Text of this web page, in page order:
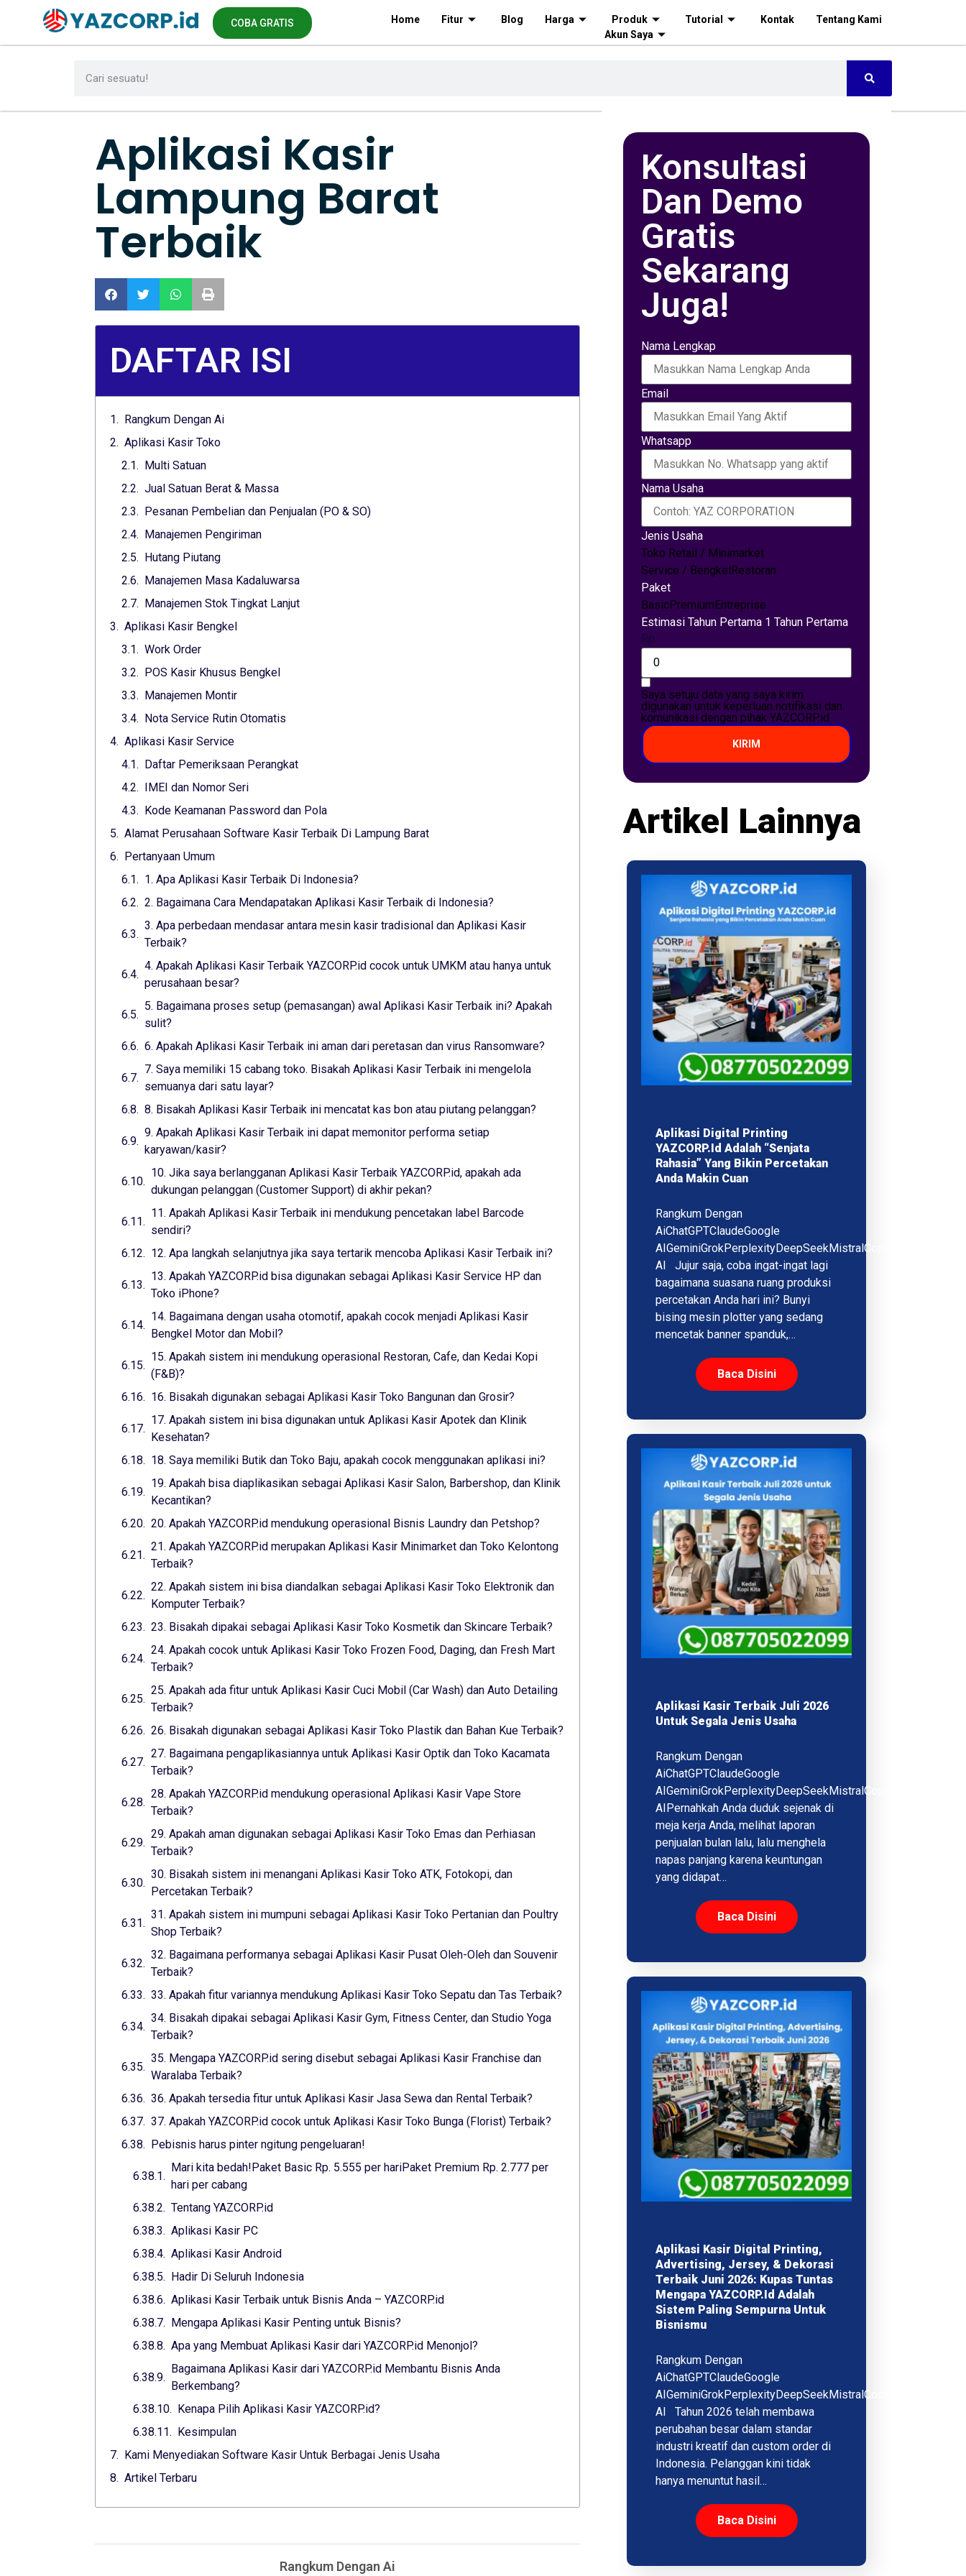
COBA GRATIS Home Fitur Blog Harga Produk Tutorial Kontak
Tentang Kami
Akun Saya
Aplikasi Kasir
Lampung Barat
Terbaik
DAFTAR ISI
Rangkum Dengan Ai
Aplikasi Kasir Toko
Multi Satuan
Jual Satuan Berat & Massa
Pesanan Pembelian dan Penjualan (PO & SO)
Manajemen Pengiriman
Hutang Piutang
Manajemen Masa Kadaluwarsa
Manajemen Stok Tingkat Lanjut
Aplikasi Kasir Bengkel
Work Order
POS Kasir Khusus Bengkel
Manajemen Montir
Nota Service Rutin Otomatis
Aplikasi Kasir Service
Daftar Pemeriksaan Perangkat
IMEI dan Nomor Seri
Kode Keamanan Password dan Pola
Alamat Perusahaan Software Kasir Terbaik Di Lampung Barat
Pertanyaan Umum
1. Apa Aplikasi Kasir Terbaik Di Indonesia?
2. Bagaimana Cara Mendapatakan Aplikasi Kasir Terbaik di Indonesia?
3. Apa perbedaan mendasar antara mesin kasir tradisional dan Aplikasi Kasir
Terbaik?
4. Apakah Aplikasi Kasir Terbaik YAZCORP.id cocok untuk UMKM atau hanya untuk
perusahaan besar?
5. Bagaimana proses setup (pemasangan) awal Aplikasi Kasir Terbaik ini? Apakah
sulit?
6. Apakah Aplikasi Kasir Terbaik ini aman dari peretasan dan virus Ransomware?
7. Saya memiliki 15 cabang toko. Bisakah Aplikasi Kasir Terbaik ini mengelola
semuanya dari satu layar?
8. Bisakah Aplikasi Kasir Terbaik ini mencatat kas bon atau piutang pelanggan?
9. Apakah Aplikasi Kasir Terbaik ini dapat memonitor performa setiap
karyawan/kasir?
10. Jika saya berlangganan Aplikasi Kasir Terbaik YAZCORP.id, apakah ada
dukungan pelanggan (Customer Support) di akhir pekan?
11. Apakah Aplikasi Kasir Terbaik ini mendukung pencetakan label Barcode
sendiri?
12. Apa langkah selanjutnya jika saya tertarik mencoba Aplikasi Kasir Terbaik ini?
13. Apakah YAZCORP.id bisa digunakan sebagai Aplikasi Kasir Service HP dan
Toko iPhone?
14. Bagaimana dengan usaha otomotif, apakah cocok menjadi Aplikasi Kasir
Bengkel Motor dan Mobil?
15. Apakah sistem ini mendukung operasional Restoran, Cafe, dan Kedai Kopi
(F&B)?
16. Bisakah digunakan sebagai Aplikasi Kasir Toko Bangunan dan Grosir?
17. Apakah sistem ini bisa digunakan untuk Aplikasi Kasir Apotek dan Klinik
Kesehatan?
18. Saya memiliki Butik dan Toko Baju, apakah cocok menggunakan aplikasi ini?
19. Apakah bisa diaplikasikan sebagai Aplikasi Kasir Salon, Barbershop, dan Klinik
Kecantikan?
20. Apakah YAZCORP.id mendukung operasional Bisnis Laundry dan Petshop?
21. Apakah YAZCORP.id merupakan Aplikasi Kasir Minimarket dan Toko Kelontong
Terbaik?
22. Apakah sistem ini bisa diandalkan sebagai Aplikasi Kasir Toko Elektronik dan
Komputer Terbaik?
23. Bisakah dipakai sebagai Aplikasi Kasir Toko Kosmetik dan Skincare Terbaik?
24. Apakah cocok untuk Aplikasi Kasir Toko Frozen Food, Daging, dan Fresh Mart
Terbaik?
25. Apakah ada fitur untuk Aplikasi Kasir Cuci Mobil (Car Wash) dan Auto Detailing
Terbaik?
26. Bisakah digunakan sebagai Aplikasi Kasir Toko Plastik dan Bahan Kue Terbaik?
27. Bagaimana pengaplikasiannya untuk Aplikasi Kasir Optik dan Toko Kacamata
Terbaik?
28. Apakah YAZCORP.id mendukung operasional Aplikasi Kasir Vape Store
Terbaik?
29. Apakah aman digunakan sebagai Aplikasi Kasir Toko Emas dan Perhiasan
Terbaik?
30. Bisakah sistem ini menangani Aplikasi Kasir Toko ATK, Fotokopi, dan
Percetakan Terbaik?
31. Apakah sistem ini mumpuni sebagai Aplikasi Kasir Toko Pertanian dan Poultry
Shop Terbaik?
32. Bagaimana performanya sebagai Aplikasi Kasir Pusat Oleh-Oleh dan Souvenir
Terbaik?
33. Apakah fitur variannya mendukung Aplikasi Kasir Toko Sepatu dan Tas Terbaik?
34. Bisakah dipakai sebagai Aplikasi Kasir Gym, Fitness Center, dan Studio Yoga
Terbaik?
35. Mengapa YAZCORP.id sering disebut sebagai Aplikasi Kasir Franchise dan
Waralaba Terbaik?
36. Apakah tersedia fitur untuk Aplikasi Kasir Jasa Sewa dan Rental Terbaik?
37. Apakah YAZCORP.id cocok untuk Aplikasi Kasir Toko Bunga (Florist) Terbaik?
Pebisnis harus pinter ngitung pengeluaran!
Mari kita bedah!Paket Basic Rp. 5.555 per hariPaket Premium Rp. 2.777 per
hari per cabang
Tentang YAZCORP.id
Aplikasi Kasir PC
Aplikasi Kasir Android
Hadir Di Seluruh Indonesia
Aplikasi Kasir Terbaik untuk Bisnis Anda – YAZCORP.id
Mengapa Aplikasi Kasir Penting untuk Bisnis?
Apa yang Membuat Aplikasi Kasir dari YAZCORP.id Menonjol?
Bagaimana Aplikasi Kasir dari YAZCORP.id Membantu Bisnis Anda
Berkembang?
Kenapa Pilih Aplikasi Kasir YAZCORP.id?
Kesimpulan
Kami Menyediakan Software Kasir Untuk Berbagai Jenis Usaha
Artikel Terbaru
Rangkum Dengan Ai
Konsultasi
Dan Demo
Gratis
Sekarang
Juga!
Nama Lengkap
Email
Whatsapp
Nama Usaha
Jenis Usaha
Toko Retail / Minimarket
Service / BengkelRestoran
Paket
BasicPremiumEntreprise
Estimasi Tahun Pertama 1 Tahun Pertama
Rp
Saya setuju data yang saya kirim
digunakan untuk keperluan notifikasi dan
komunikasi dengan pihak YAZCORP.id
KIRIM
Artikel Lainnya
Aplikasi Digital Printing
YAZCORP.id Adalah “Senjata
Rahasia” Yang Bikin Percetakan
Anda Makin Cuan
Rangkum Dengan
AiChatGPTClaudeGoogle
AIGeminiGrokPerplexityDeepSeekMistralCopilotQwenMeta
AI Jujur saja, coba ingat-ingat lagi
bagaimana suasana ruang produksi
percetakan Anda hari ini? Bunyi
bising mesin plotter yang sedang
mencetak banner spanduk,…
Baca Disini
Aplikasi Kasir Terbaik Juli 2026
Untuk Segala Jenis Usaha
Rangkum Dengan
AiChatGPTClaudeGoogle
AIGeminiGrokPerplexityDeepSeekMistralCopilotQwenMeta
AIPernahkah Anda duduk sejenak di
meja kerja Anda, melihat laporan
penjualan bulan lalu, lalu menghela
napas panjang karena keuntungan
yang didapat…
Baca Disini
Aplikasi Kasir Digital Printing,
Advertising, Jersey, & Dekorasi
Terbaik Juni 2026: Kupas Tuntas
Mengapa YAZCORP.id Adalah
Sistem Paling Sempurna Untuk
Bisnismu
Rangkum Dengan
AiChatGPTClaudeGoogle
AIGeminiGrokPerplexityDeepSeekMistralCopilotQwenMeta
AI Tahun 2026 telah membawa
perubahan besar dalam standar
industri kreatif dan custom order di
Indonesia. Pelanggan kini tidak
hanya menuntut hasil…
Baca Disini